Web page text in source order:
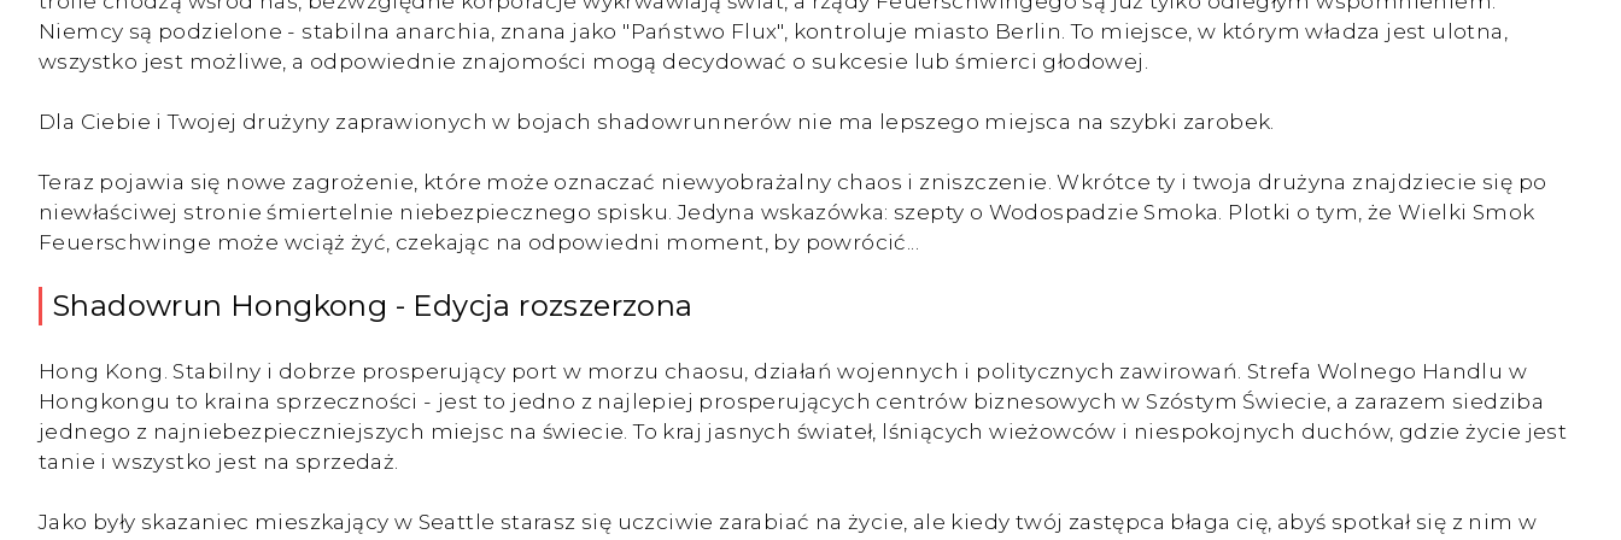
Niemcy są podzielone - stabilna anarchia, znana jako "Państwo Flux", kontroluje miasto Berlin. To miejsce, w którym władza jest ulotna,
wszystko jest możliwe, a odpowiednie znajomości mogą decydować o sukcesie lub śmierci głodowej.
Dla Ciebie i Twojej drużyny zaprawionych w bojach shadowrunnerów nie ma lepszego miejsca na szybki zarobek.
Teraz pojawia się nowe zagrożenie, które może oznaczać niewyobrażalny chaos i zniszczenie. Wkrótce ty i twoja drużyna znajdziecie się po
niewłaściwej stronie śmiertelnie niebezpiecznego spisku. Jedyna wskazówka: szepty o Wodospadzie Smoka. Plotki o tym, że Wielki Smok
Feuerschwinge może wciąż żyć, czekając na odpowiedni moment, by powrócić...
Shadowrun Hongkong - Edycja rozszerzona
Hong Kong. Stabilny i dobrze prosperujący port w morzu chaosu, działań wojennych i politycznych zawirowań. Strefa Wolnego Handlu w
Hongkongu to kraina sprzeczności - jest to jedno z najlepiej prosperujących centrów biznesowych w Szóstym Świecie, a zarazem siedziba
jednego z najniebezpieczniejszych miejsc na świecie. To kraj jasnych świateł, lśniących wieżowców i niespokojnych duchów, gdzie życie jest
tanie i wszystko jest na sprzedaż.
Jako były skazaniec mieszkający w Seattle starasz się uczciwie zarabiać na życie, ale kiedy twój zastępca błaga cię, abyś spotkał się z nim w